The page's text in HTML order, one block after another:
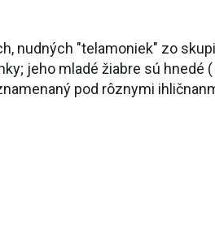
nudných "telamoniek" zo
jeho mladé žiabre sú hnedé
pod rôznymi